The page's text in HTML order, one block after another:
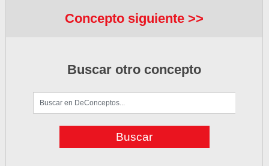
Concepto siguiente >>
Buscar otro concepto